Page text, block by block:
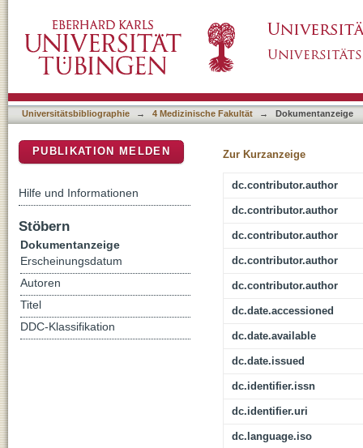
Kardiomyopathien
Universitätsbibliographie → 4 Medizinische Fakultät → Dokumentanzeige
Zur Kurzanzeige
dc.contributor.author
dc.contributor.author
dc.contributor.author
dc.contributor.author
dc.contributor.author
dc.date.accessioned
dc.date.available
dc.date.issued
dc.identifier.issn
dc.identifier.uri
dc.language.iso
PUBLIKATION MELDEN
Hilfe und Informationen
Stöbern
Dokumentanzeige
Erscheinungsdatum
Autoren
Titel
DDC-Klassifikation